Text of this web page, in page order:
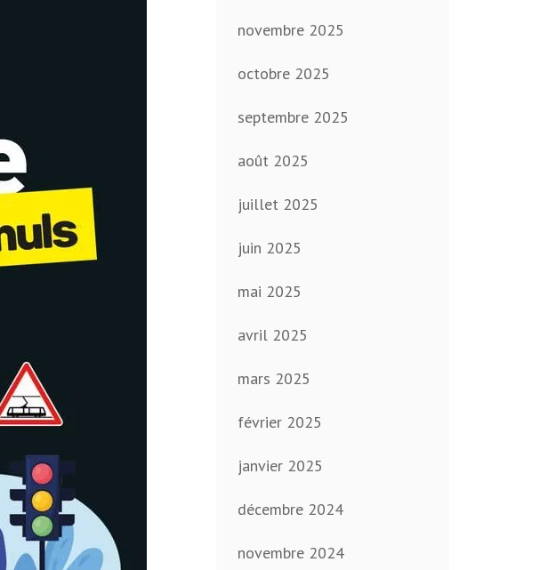
novembre 2025
octobre 2025
septembre 2025
août 2025
juillet 2025
juin 2025
mai 2025
avril 2025
mars 2025
février 2025
janvier 2025
décembre 2024
novembre 2024